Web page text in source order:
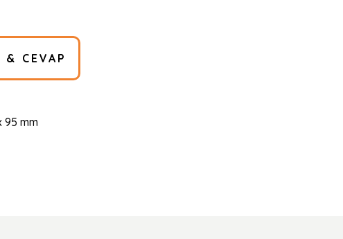
& CEVAP
95 mm